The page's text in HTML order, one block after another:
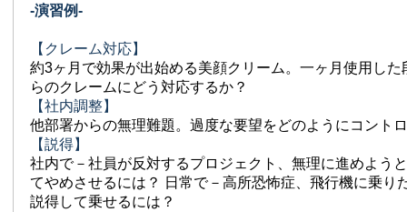
-演習例-
【クレーム対応】
約3ヶ月で効果が出始める美顔クリーム。一ヶ月使用した
らのクレームにどう対応するか？
【社内調整】
他部署からの無理難題。過度な要望をどのようにコント
【説得】
社内で－社員が反対するプロジェクト、無理に進めよう
てやめさせるには？ 日常で－高所恐怖症、飛行機に乗り
説得して乗せるには？